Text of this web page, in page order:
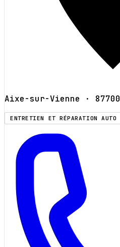
Aixe-sur-Vienne · 87700
ENTRETIEN ET RÉPARATION AUTO